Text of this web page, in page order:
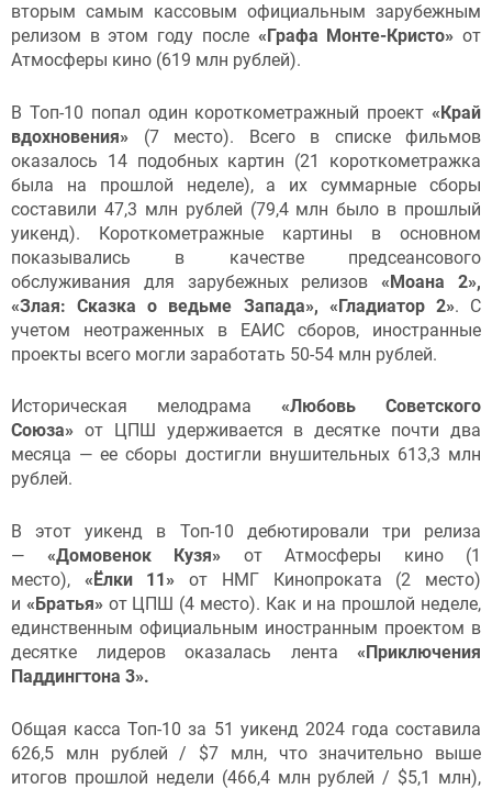
вторым самым кассовым официальным зарубежным
релизом в этом году после «Графа Монте-Кристо» от
Атмосферы кино (619 млн рублей).
В Топ-10 попал один короткометражный проект «Край
вдохновения» (7 место). Всего в списке фильмов
оказалось 14 подобных картин (21 короткометражка
была на прошлой неделе), а их суммарные сборы
составили 47,3 млн рублей (79,4 млн было в прошлый
уикенд). Короткометражные картины в основном
показывались в качестве предсеансового
обслуживания для зарубежных релизов«Моана 2»,
«Злая: Сказка о ведьме Запада», «Гладиатор 2». С
учетом неотраженных в ЕАИС сборов, иностранные
проекты всего могли заработать 50-54 млн рублей.
Историческая мелодрама «Любовь Советского
Союза» от ЦПШ удерживается в десятке почти два
месяца — ее сборы достигли внушительных 613,3 млн
рублей.
В этот уикенд в Топ-10 дебютировали три релиза
— «Домовенок Кузя» от Атмосферы кино (1
место), «Ёлки 11»от НМГ Кинопроката (2 место)
и «Братья» от ЦПШ (4 место). Как и на прошлой неделе,
единственным официальным иностранным проектом в
десятке лидеров оказалась лента «Приключения
Паддингтона 3».
Общая касса Топ-10 за 51 уикенд 2024 года составила
626,5 млн рублей / $7 млн, что значительно выше
итогов прошлой недели (466,4 млн рублей / $5,1 млн),